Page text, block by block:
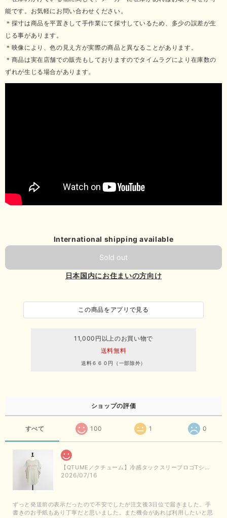
能です。お気軽にお問い合わせください。
＊採寸は商品を平置きして手作業にて採寸しているため、多少の誤差が生
じる事があります。
＊映像により、色の見え方が実際の商品と異なることがあります。
＊商品は実在店舗での販売もしておりますのでタイムラグにより在庫数の
ずれが生じる場合があります。
International shipping available
Sold out
日本国内にお住まいの方向け
この商品をアプリで見る
11,000円以上のお買い物で
送料無料
送料６６０円（一部除外）
ショップの評価
すべて 100 1 0
【QTUME／クチューム】冷感タックスリーブロゴTシャツ（ライトグレー）
2026/07/16
ずっと発送前の表示だったので不安でしたが注文後3日位で届きました。手
書きのお手紙もあり丁寧だと思いました。また機会があれば利用したいと思